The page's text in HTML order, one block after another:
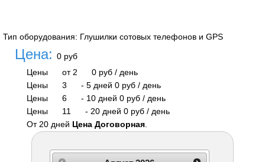
Тип оборудования: Глушилки сотовых телефонов и GPS
Цена: 0 руб
Цены
от 2 0 руб / день
Цены
3 - 5 дней 0 руб / день
Цены
6 - 10 дней 0 руб / день
Цены
11 - 20 дней 0 руб / день
От 20 дней Цена Договорная.